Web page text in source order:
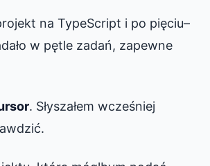
na TypeScript i po pięciu–
w pętle zadań, zapewne
. Słyszałem wcześniej